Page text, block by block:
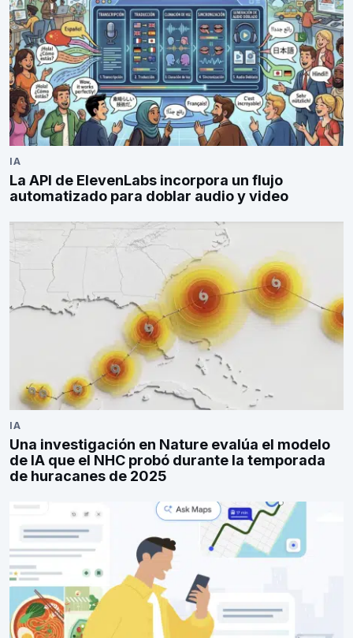
IA
La API de ElevenLabs incorpora un flujo
automatizado para doblar audio y video
IA
Una investigación en Nature evalúa el modelo
de IA que el NHC probó durante la temporada
de huracanes de 2025